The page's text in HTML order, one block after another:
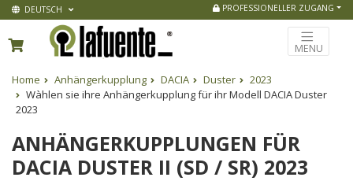
DEUTSCH PROFESSIONELLER ZUGANG
MENU
Home Anhängerkupplung DACIA Duster
2023
Wàhlen sie ihre Anhängerkupplung für ihr Modell DACIA Duster
2023
ANHÄNGERKUPPLUNGEN FÜR
DACIA DUSTER II (SD / SR) 2023